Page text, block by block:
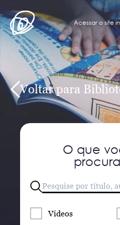
Acessar o site
Voltar para
O que
Vídeos